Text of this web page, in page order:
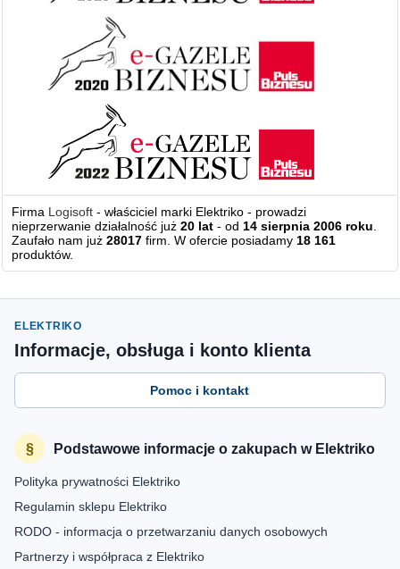
Firma Logisoft - właściciel marki Elektriko - prowadzi
nieprzerwanie działalność już20 lat - od14 sierpnia 2006 roku.
Zaufało nam już28017 firm. W ofercie posiadamy18 161
produktów.
ELEKTRIKO
Informacje, obsługa i konto klienta
Pomoc i kontakt
Podstawowe informacje o zakupach w Elektriko
Polityka prywatności Elektriko
Regulamin sklepu Elektriko
RODO - informacja o przetwarzaniu danych osobowych
Partnerzy i współpraca z Elektriko